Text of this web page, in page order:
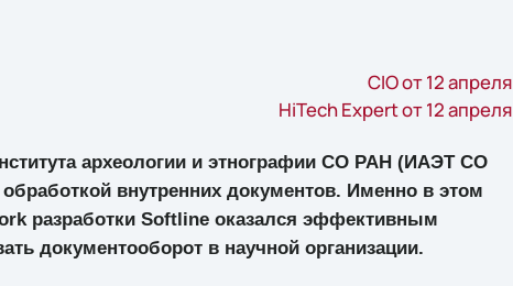
CIO от 12 апреля
HiTech Expert от 12 апреля
археологии и этнографии СО РАН (ИАЭТ СО
внутренних документов. Именно в этом
разработки Softline оказался эффективным
документооборот в научной организации.